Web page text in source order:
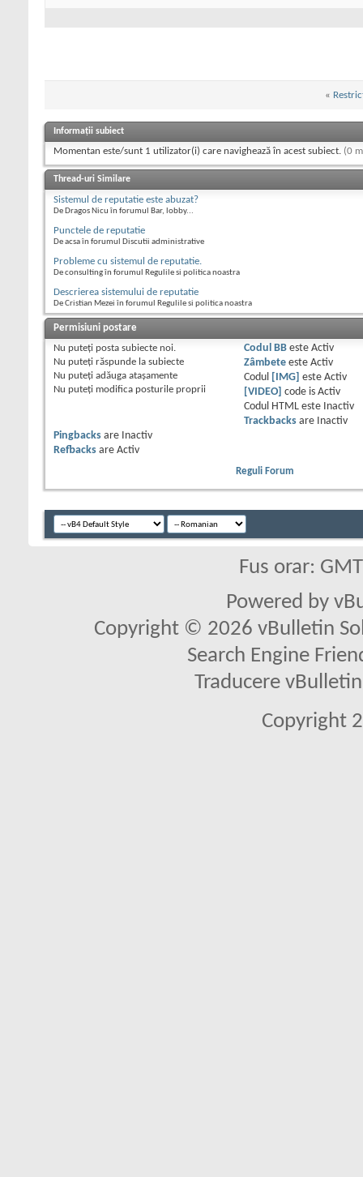
«
Informații subiect
Momentan este/sunt 1 utilizator(i) care navighează în acest subiect. (0
Thread-uri Similare
Sistemul de reputatie este abuzat?
De Dragos Nicu în forumul Bar, lobby...
Punctele de reputatie
De acsa în forumul Discutii administrative
Probleme cu sistemul de reputatie.
De consulting în forumul Regulile si politica noastra
Descrierea sistemului de reputatie
De Cristian Mezei în forumul Regulile si politica noastra
Permisiuni postare
Nu puteţi posta subiecte noi.
Nu puteţi răspunde la subiecte
Nu puteţi adăuga ataşamente
Nu puteţi modifica posturile proprii
Codul BBeste Activ
Zâmbeteeste Activ
Codul
[IMG] este Activ
[VIDEO] code is Activ
Codul HTML este
Inactiv
Trackbacksare
Inactiv
Pingbacks are
Inactiv
Refbacks are Activ
Reguli Forum
Fus orar:
Powered by
Copyright © 2026 vBulletin
Search Engine
Traducere
Copyright